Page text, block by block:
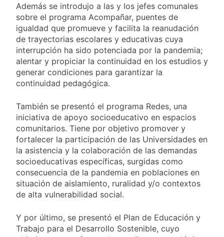
Además se introdujo a las y los jefes comunales
sobre el programa Acompañar, puentes de
igualdad que promueve y facilita la reanudación
de trayectorias escolares y educativas cuya
interrupción ha sido potenciada por la pandemia;
alentar y propiciar la continuidad en los estudios y
generar condiciones para garantizar la
continuidad pedagógica.
También se presentó el programa Redes, una
iniciativa de apoyo socioeducativo en espacios
comunitarios. Tiene por objetivo promover y
fortalecer la participación de las Universidades en
la asistencia y la colaboración de las demandas
socioeducativas específicas, surgidas como
consecuencia de la pandemia en poblaciones en
situación de aislamiento, ruralidad y/o contextos
de alta vulnerabilidad social.
Y por último, se presentó el Plan de Educación y
Trabajo para el Desarrollo Sostenible, cuyo